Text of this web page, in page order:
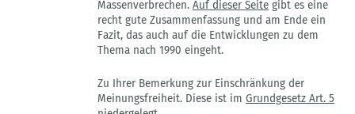
Massenverbrechen. Auf dieser Seite gibt es eine
recht gute Zusammenfassung und am Ende ein
Fazit, das auch auf die Entwicklungen zu dem
Thema nach 1990 eingeht.
Zu Ihrer Bemerkung zur Einschränkung der
Meinungsfreiheit. Diese ist im Grundgesetz Art. 5